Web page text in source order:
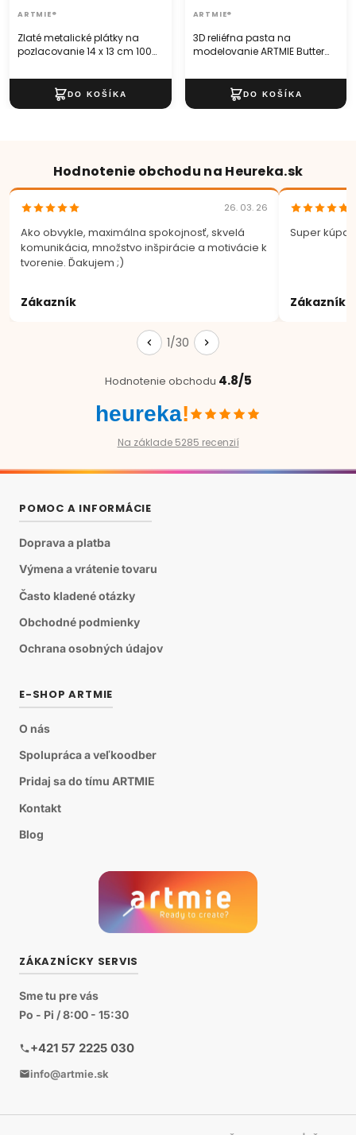
Zlaté metalické plátky na
pozlacovanie 14 x 13 cm 100
ARTMIE®
3D reliéfna pasta na
modelovanie ARTMIE Butter
ARTMIE®
Hodnotenie obchodu na Heureka.sk
26. 03. 26
Ako obvykle, maximálna spokojnosť, skvelá
komunikácia, množstvo inšpirácie a motivácie k
tvorenie. Ďakujem ;)
Zákazník
Super
Zákazník
1/30
Hodnotenie obchodu 4.8/5
heureka!
Na základe 5285 recenzií
POMOC A INFORMÁCIE
Doprava a platba
Výmena a vrátenie tovaru
Často kladené otázky
Obchodné podmienky
Ochrana osobných údajov
E-SHOP ARTMIE
O nás
Spolupráca a veľkoodber
Pridaj sa do tímu ARTMIE
Kontakt
Blog
ZÁKAZNÍCKY SERVIS
Sme tu pre vás
Po - Pi / 8:00 - 15:30
+421 57 2225 030
info@artmie.sk